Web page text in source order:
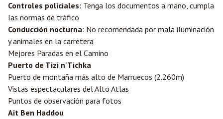
Controles policiales: Tenga los documentos a mano, cumpla
las normas de tráfico
Conducción nocturna: No recomendada por mala iluminación
y animales en la carretera
Mejores Paradas en el Camino
Puerto de Tizi n'Tichka
Puerto de montaña más alto de Marruecos (2.260m)
Vistas espectaculares del Alto Atlas
Puntos de observación para fotos
Ait Ben Haddou